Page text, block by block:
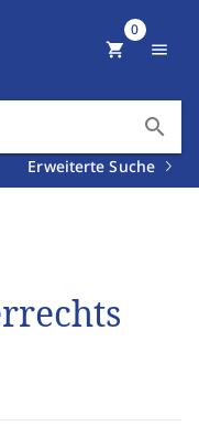
search
Erweiterte Suche
shopping_cart
0
menu